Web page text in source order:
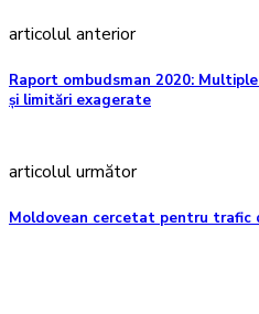
articolul anterior
Raport ombudsman 2020:
și limitări exagerate
articolul următor
Moldovean cercetat pentru trafic